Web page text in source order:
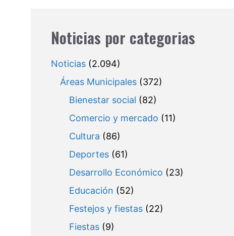
Noticias por categorias
Noticias(2.094)
Áreas Municipales(372)
Bienestar social (82)
Comercio y mercado (11)
Cultura (86)
Deportes(61)
Desarrollo Económico (23)
Educación (52)
Festejos y fiestas(22)
Fiestas(9)